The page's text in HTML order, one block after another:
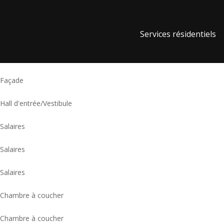
Services résidentiels
Façade
Hall d'entrée/Vestibule
Salaires
Salaires
Salaires
Chambre à coucher
Chambre à coucher